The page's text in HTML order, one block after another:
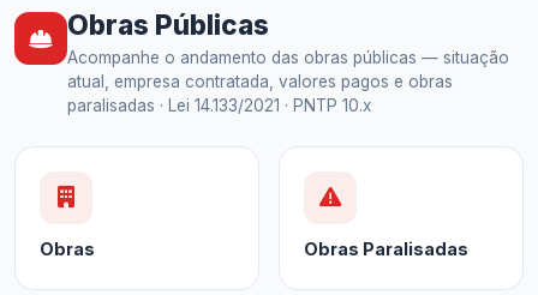
Obras Públicas
Acompanhe o andamento das obras públicas — situação
atual, empresa contratada, valores pagos e obras
paralisadas · Lei 14.133/2021 · PNTP 10.x
Obras Obras Paralisadas